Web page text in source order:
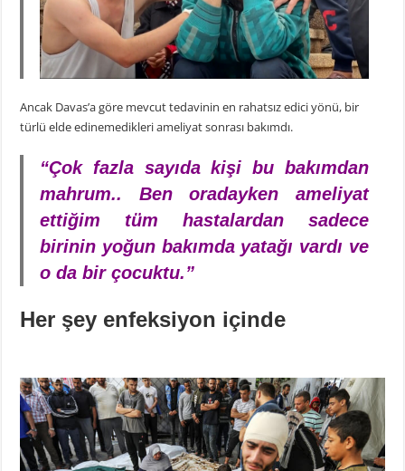
Ancak Davas’a göre mevcut tedavinin en rahatsız edici yönü, bir
türlü elde edinemedikleri ameliyat sonrası bakımdı.
“Çok fazla sayıda kişi bu bakımdan
mahrum.. Ben oradayken ameliyat
ettiğim tüm hastalardan sadece
birinin yoğun bakımda yatağı vardı ve
o da bir çocuktu.”
Her şey enfeksiyon içinde